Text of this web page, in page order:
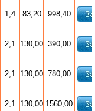
1,4 83,20 998,40
2,1 130,00 390,00
2,1 130,00 780,00
2,1 130,00 1560,00